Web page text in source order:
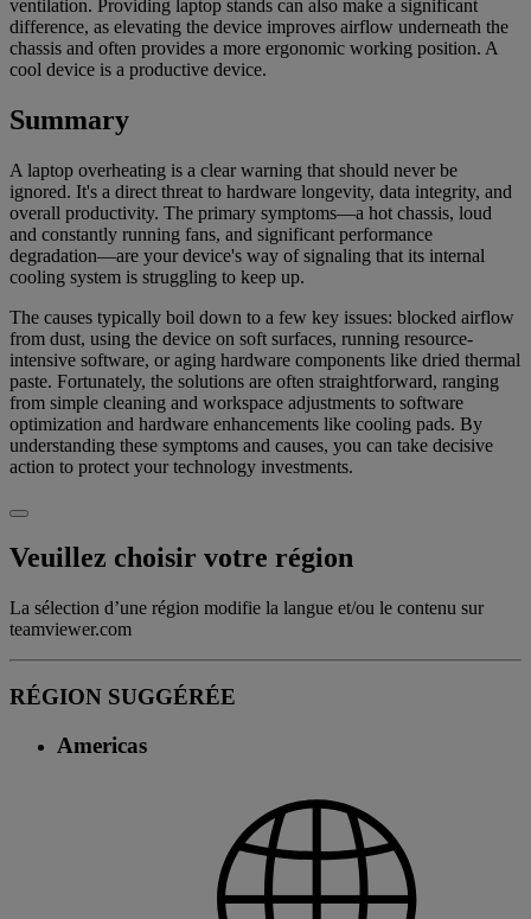
ventilation. Providing laptop stands can also make a significant
difference, as elevating the device improves airflow underneath the
chassis and often provides a more ergonomic working position. A
cool device is a productive device.
Summary
A laptop overheating is a clear warning that should never be
ignored. It's a direct threat to hardware longevity, data integrity, and
overall productivity. The primary symptoms—a hot chassis, loud
and constantly running fans, and significant performance
degradation—are your device's way of signaling that its internal
cooling system is struggling to keep up.
The causes typically boil down to a few key issues: blocked airflow
from dust, using the device on soft surfaces, running resource-
intensive software, or aging hardware components like dried thermal
paste. Fortunately, the solutions are often straightforward, ranging
from simple cleaning and workspace adjustments to software
optimization and hardware enhancements like cooling pads. By
understanding these symptoms and causes, you can take decisive
action to protect your technology investments.
Veuillez choisir votre région
La sélection d’une région modifie la langue et/ou le contenu sur
teamviewer.com
RÉGION SUGGÉRÉE
Americas